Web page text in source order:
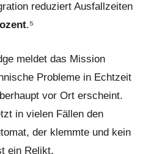
reduziert Ausfallzeiten
.⁵
meldet das Mission
Probleme in Echtzeit
vor Ort erscheint.
in vielen Fällen den
der klemmte und kein
ein Relikt.